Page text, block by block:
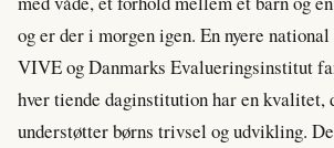
og er der i morgen igen. En nyere
VIVE og Danmarks Evalueringsinstitut
hver tiende daginstitution har en kvalitet,
understøtter børns trivsel og udvikling.